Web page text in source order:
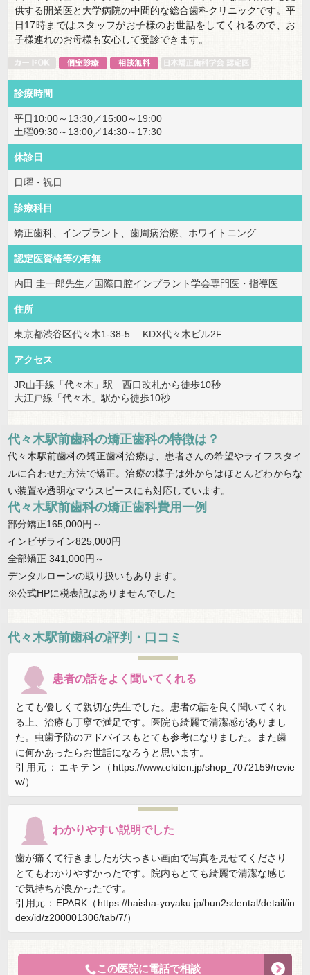
供する開業医と大学病院の中間的な総合歯科クリニックです。平
日17時まではスタッフがお子様のお世話をしてくれるので、お
子様連れのお母様も安心して受診できます。
診療時間
平日10:00～13:30／15:00～19:00
土曜09:30～13:00／14:30～17:30
休診日
日曜・祝日
診療科目
矯正歯科、インプラント、歯周病治療、ホワイトニング
認定医資格等の有無
内田 圭一郎先生／国際口腔インプラント学会専門医・指導医
住所
東京都渋谷区代々木1-38-5 KDX代々木ビル2F
アクセス
JR山手線「代々木」駅 西口改札から徒歩10秒
大江戸線「代々木」駅から徒歩10秒
代々木駅前歯科の矯正歯科の特徴は？
代々木駅前歯科の矯正歯科治療は、患者さんの希望やライフスタイ
ルに合わせた方法で矯正。治療の様子は外からはほとんどわからな
い装置や透明なマウスピースにも対応しています。
代々木駅前歯科の矯正歯科費用一例
部分矯正165,000円～
インビザライン825,000円
全部矯正 341,000円～
デンタルローンの取り扱いもあります。
※公式HPに税表記はありませんでした
代々木駅前歯科の評判・口コミ
患者の話をよく聞いてくれる
とても優しくて親切な先生でした。患者の話を良く聞いてくれ
る上、治療も丁寧で満足です。医院も綺麗で清潔感がありまし
た。虫歯予防のアドバイスもとても参考になりました。また歯
に何かあったらお世話になろうと思います。
引用元：エキテン（https://www.ekiten.jp/shop_7072159/revie
w/）
わかりやすい説明でした
歯が痛くて行きましたが大っきい画面で写真を見せてくださり
とてもわかりやすかったです。院内もとても綺麗で清潔な感じ
で気持ちが良かったです。
引用元：EPARK（https://haisha-yoyaku.jp/bun2sdental/detail/in
dex/id/z200001306/tab/7/）
この医院に電話で相談